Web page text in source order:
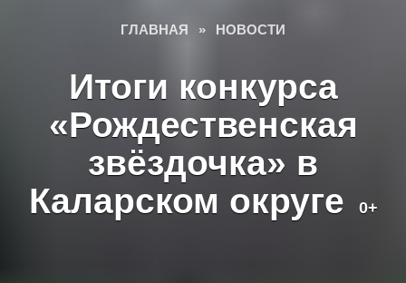
ГЛАВНАЯ » НОВОСТИ
Итоги конкурса
«Рождественская
звёздочка» в
Каларском округе
0+